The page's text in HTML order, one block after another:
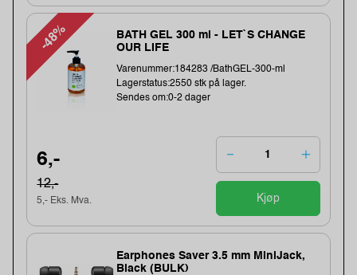
-48%
BATH GEL 300 ml - LET`S CHANGE
OUR LIFE
Varenummer:184283 /BathGEL-300-ml
Lagerstatus:2550 stk på lager.
Sendes om:0-2 dager
6,-
12,-
5,- Eks. Mva. Kjøp
Earphones Saver 3.5 mm MiniJack,
Black (BULK)